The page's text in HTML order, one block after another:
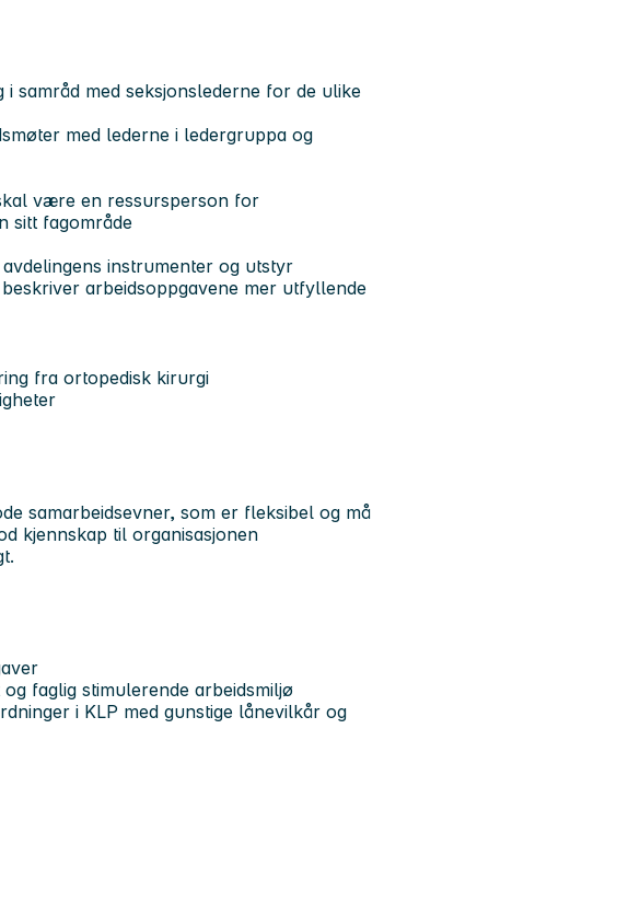
samråd med seksjonslederne for de ulike
med lederne i ledergruppa og
være en ressursperson for
sitt fagområde
instrumenter og utstyr
arbeidsoppgavene mer utfyllende
fra ortopedisk kirurgi
samarbeidsevner, som er fleksibel og må
kjennskap til organisasjonen
faglig stimulerende arbeidsmiljø
i KLP med gunstige lånevilkår og